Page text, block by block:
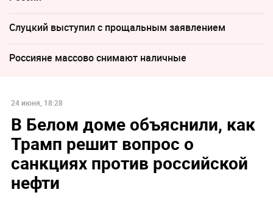
Слуцкий выступил с прощальным заявлением
Россияне массово снимают наличные
24 июня, 18:28
В Белом доме объяснили, как
Трамп решит вопрос о
санкциях против российской
нефти